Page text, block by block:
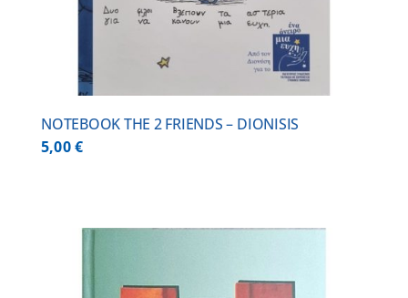
NOTEBOOK THE 2 FRIENDS – DIONISIS
5,00€